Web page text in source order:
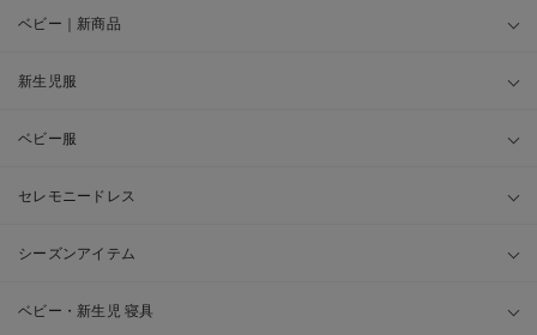
ベビー｜新商品
新生児服
ベビー服
セレモニードレス
シーズンアイテム
ベビー・新生児 寝具